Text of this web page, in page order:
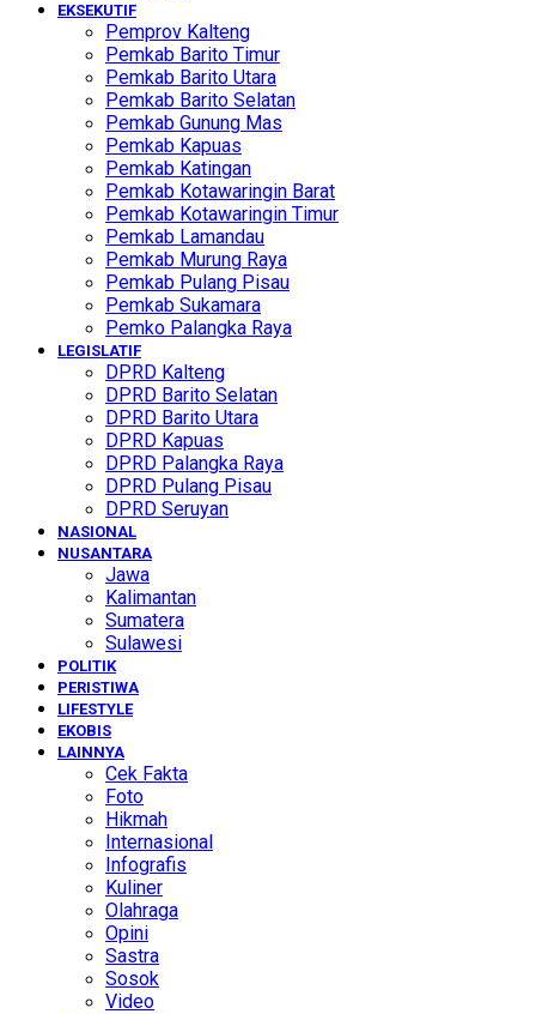
EKSEKUTIF
Pemprov Kalteng
Pemkab Barito Timur
Pemkab Barito Utara
Pemkab Barito Selatan
Pemkab Gunung Mas
Pemkab Kapuas
Pemkab Katingan
Pemkab Kotawaringin Barat
Pemkab Kotawaringin Timur
Pemkab Lamandau
Pemkab Murung Raya
Pemkab Pulang Pisau
Pemkab Sukamara
Pemko Palangka Raya
LEGISLATIF
DPRD Kalteng
DPRD Barito Selatan
DPRD Barito Utara
DPRD Kapuas
DPRD Palangka Raya
DPRD Pulang Pisau
DPRD Seruyan
NASIONAL
NUSANTARA
Jawa
Kalimantan
Sumatera
Sulawesi
POLITIK
PERISTIWA
LIFESTYLE
EKOBIS
LAINNYA
Cek Fakta
Foto
Hikmah
Internasional
Infografis
Kuliner
Olahraga
Opini
Sastra
Sosok
Video